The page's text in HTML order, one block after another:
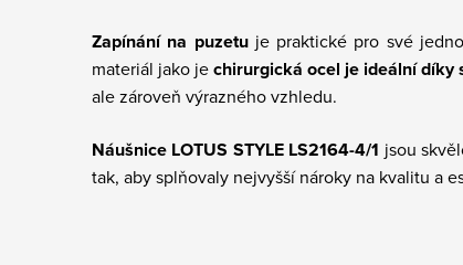
Zapínání na puzetuje praktické pro své
materiál jako jechirurgická ocel je ideální díky
ale zároveň výrazného vzhledu.
Náušnice LOTUS STYLE LS2164-4/1 jsou
tak, aby splňovaly nejvyšší nároky na kvalitu a